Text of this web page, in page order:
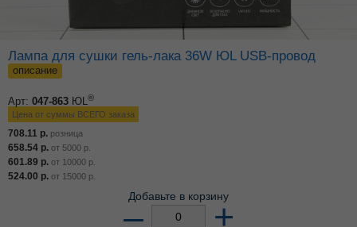
Лампа для сушки гель-лака 36W ЮL USB-провод
описание
Арт: 047-863 ЮL®
Цена от суммы ВСЕГО заказа
708.11 р. розница
658.54 р. от 5000 р.
601.89 р. от 10000 р.
524.00 р. от 15000 р.
Добавьте в корзину
– +